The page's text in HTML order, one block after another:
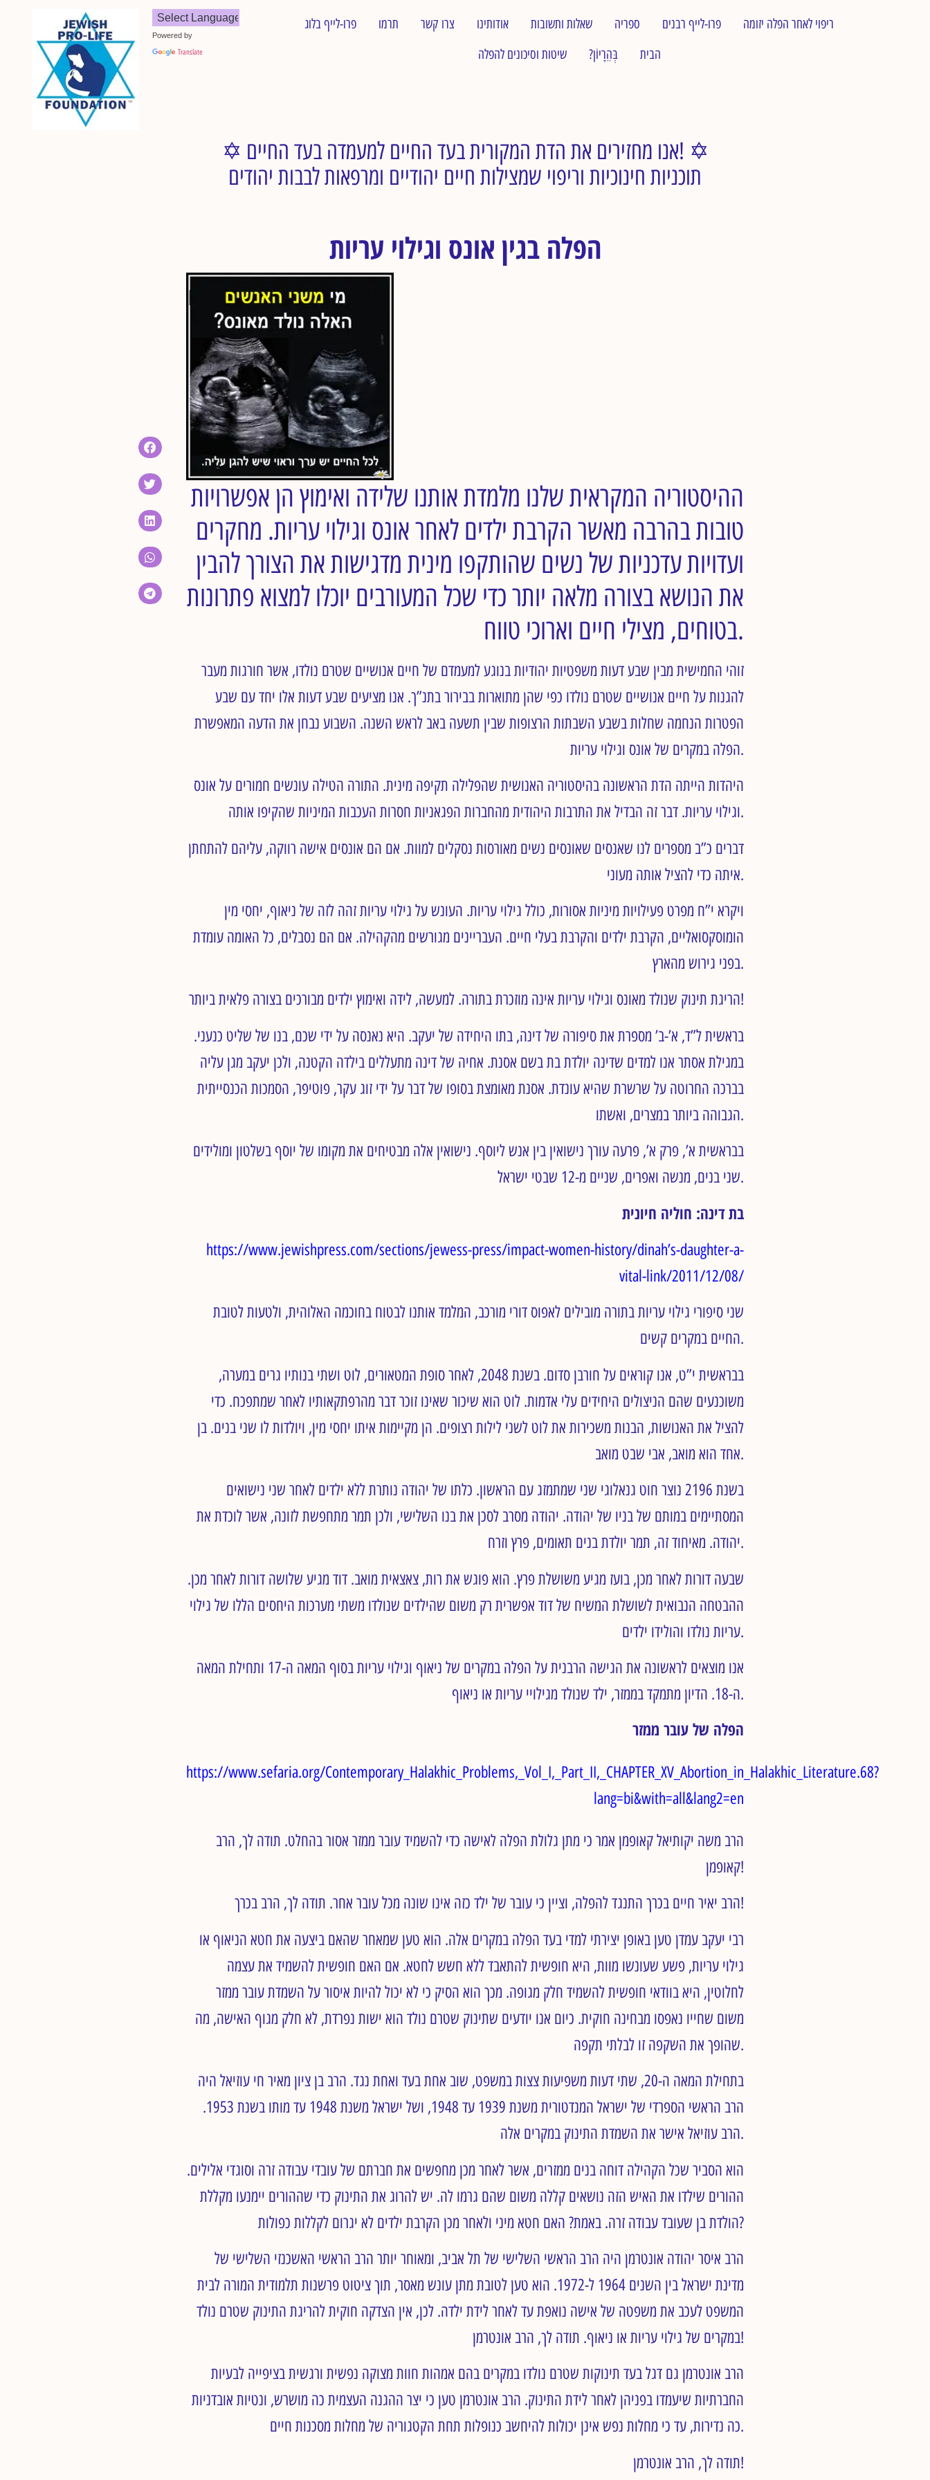
Powered by
Translate
פרו-לייף בלוג תרמו צרו קשר אודותינו שאלות ותשובות ספריה פרו-לייף רבנים
ריפוי לאחר הפלה יזומה
שיטות וסיכונים להפלה
?בְּהֵרָיוֹן הבית
✡︎ אנו מחזירים את הדת המקורית בעד החיים למעמדה בעד החיים! ✡︎
תוכניות חינוכיות וריפוי שמצילות חיים יהודיים ומרפאות לבבות יהודים
הפלה בגין אונס וגילוי עריות
ההיסטוריה המקראית שלנו מלמדת אותנו שלידה ואימוץ הן אפשרויות
טובות בהרבה מאשר הקרבת ילדים לאחר אונס וגילוי עריות. מחקרים
ועדויות עדכניות של נשים שהותקפו מינית מדגישות את הצורך להבין
את הנושא בצורה מלאה יותר כדי שכל המעורבים יוכלו למצוא פתרונות
בטוחים, מצילי חיים וארוכי טווח.
זוהי החמישית מבין שבע דעות משפטיות יהודיות בנוגע למעמדם של חיים אנושיים שטרם נולדו, אשר חורגות מעבר
להגנות על חיים אנושיים שטרם נולדו כפי שהן מתוארות בבירור בתנ”ך. אנו מציעים שבע דעות אלו יחד עם שבע
הפטרות הנחמה שחלות בשבע השבתות הרצופות שבין תשעה באב לראש השנה. השבוע נבחן את הדעה המאפשרת
הפלה במקרים של אונס וגילוי עריות.
היהדות הייתה הדת הראשונה בהיסטוריה האנושית שהפלילה תקיפה מינית. התורה הטילה עונשים חמורים על אונס
וגילוי עריות. דבר זה הבדיל את התרבות היהודית מהחברות הפגאניות חסרות העכבות המיניות שהקיפו אותה.
דברים כ”ב מספרים לנו שאנסים שאונסים נשים מאורסות נסקלים למוות. אם הם אונסים אישה רווקה, עליהם להתחתן
איתה כדי להציל אותה מעוני.
ויקרא י”ח מפרט פעילויות מיניות אסורות, כולל גילוי עריות. העונש על גילוי עריות זהה לזה של ניאוף, יחסי מין
הומוסקסואליים, הקרבת ילדים והקרבת בעלי חיים. העבריינים מגורשים מהקהילה. אם הם נסבלים, כל האומה עומדת
בפני גירוש מהארץ.
הריגת תינוק שנולד מאונס וגילוי עריות אינה מוזכרת בתורה. למעשה, לידה ואימוץ ילדים מבורכים בצורה פלאית ביותר!
בראשית ל”ד, א’-ב’ מספרת את סיפורה של דינה, בתו היחידה של יעקב. היא נאנסה על ידי שכם, בנו של שליט כנעני.
במגילת אסתר אנו למדים שדינה יולדת בת בשם אסנת. אחיה של דינה מתעללים בילדה הקטנה, ולכן יעקב מגן עליה
בברכה החרוטה על שרשרת שהיא עונדת. אסנת מאומצת בסופו של דבר על ידי זוג עקר, פוטיפר, הסמכות הכנסייתית
הגבוהה ביותר במצרים, ואשתו.
בבראשית א’, פרק א’, פרעה עורך נישואין בין אנש ליוסף. נישואין אלה מבטיחים את מקומו של יוסף בשלטון ומולידים
שני בנים, מנשה ואפרים, שניים מ-12 שבטי ישראל.
בת דינה: חוליה חיונית
https://www.jewishpress.com/sections/jewess-press/impact-women-history/dinah’s-daughter-a-
vital-link/2011/12/08/
שני סיפורי גילוי עריות בתורה מובילים לאפוס דורי מורכב, המלמד אותנו לבטוח בחוכמה האלוהית, ולטעות לטובת
החיים במקרים קשים.
בבראשית י”ט, אנו קוראים על חורבן סדום. בשנת 2048, לאחר סופת המטאורים, לוט ושתי בנותיו גרים במערה,
משוכנעים שהם הניצולים היחידים עלי אדמות. לוט הוא שיכור שאינו זוכר דבר מהרפתקאותיו לאחר שמתפכח. כדי
להציל את האנושות, הבנות משכירות את לוט לשני לילות רצופים. הן מקיימות איתו יחסי מין, ויולדות לו שני בנים. בן
אחד הוא מואב, אבי שבט מואב.
בשנת 2196 נוצר חוט גנאלוגי שני שמתמזג עם הראשון. כלתו של יהודה נותרת ללא ילדים לאחר שני נישואים
המסתיימים במותם של בניו של יהודה. יהודה מסרב לסכן את בנו השלישי, ולכן תמר מתחפשת לזונה, אשר לוכדת את
יהודה. מאיחוד זה, תמר יולדת בנים תאומים, פרץ וזרח.
שבעה דורות לאחר מכן, בועז מגיע משושלת פרץ. הוא פוגש את רות, צאצאית מואב. דוד מגיע שלושה דורות לאחר מכן.
ההבטחה הנבואית לשושלת המשיח של דוד אפשרית רק משום שהילדים שנולדו משתי מערכות היחסים הללו של גילוי
עריות נולדו והולידו ילדים.
אנו מוצאים לראשונה את הגישה הרבנית על הפלה במקרים של ניאוף וגילוי עריות בסוף המאה ה-17 ותחילת המאה
ה-18. הדיון מתמקד בממזר, ילד שנולד מגילויי עריות או ניאוף.
הפלה של עובר ממזר
https://www.sefaria.org/Contemporary_Halakhic_Problems,_Vol_I,_Part_II,_CHAPTER_XV_Abortion_in_Halakhic_Literature.68?
lang=bi&with=all&lang2=en
הרב משה יקותיאל קאופמן אמר כי מתן גלולת הפלה לאישה כדי להשמיד עובר ממזר אסור בהחלט. תודה לך, הרב
קאופמן!
הרב יאיר חיים בכרך התנגד להפלה, וציין כי עובר של ילד כזה אינו שונה מכל עובר אחר. תודה לך, הרב בכרך!
רבי יעקב עמדן טען באופן יצירתי למדי בעד הפלה במקרים אלה. הוא טען שמאחר שהאם ביצעה את חטא הניאוף או
גילוי עריות, פשע שעונשו מוות, היא חופשית להתאבד ללא חשש לחטא. אם האם חופשית להשמיד את עצמה
לחלוטין, היא בוודאי חופשית להשמיד חלק מגופה. מכך הוא הסיק כי לא יכול להיות איסור על השמדת עובר ממזר
משום שחייו נאפסו מבחינה חוקית. כיום אנו יודעים שתינוק שטרם נולד הוא ישות נפרדת, לא חלק מגוף האישה, מה
שהופך את השקפה זו לבלתי תקפה.
בתחילת המאה ה-20, שתי דעות משפיעות צצות במשפט, שוב אחת בעד ואחת נגד. הרב בן ציון מאיר חי עוזיאל היה
הרב הראשי הספרדי של ישראל המנדטורית משנת 1939 עד 1948, ושל ישראל משנת 1948 עד מותו בשנת 1953.
הרב עוזיאל אישר את השמדת התינוק במקרים אלה.
הוא הסביר שכל הקהילה דוחה בנים ממזרים, אשר לאחר מכן מחפשים את חברתם של עובדי עבודה זרה וסוגדי אלילים.
ההורים שילדו את האיש הזה נושאים קללה משום שהם גרמו לה. יש להרוג את התינוק כדי שההורים יימנעו מקללת
הולדת בן שעובד עבודה זרה. באמת? האם חטא מיני ולאחר מכן הקרבת ילדים לא יגרום לקללות כפולות?
הרב איסר יהודה אונטרמן היה הרב הראשי השלישי של תל אביב, ומאוחר יותר הרב הראשי האשכנזי השלישי של
מדינת ישראל בין השנים 1964 ל-1972. הוא טען לטובת מתן עונש מאסר, תוך ציטוט פרשנות תלמודית המורה לבית
המשפט לעכב את משפטה של ​​אישה נואפת עד לאחר לידת ילדה. לכן, אין הצדקה חוקית להריגת התינוק שטרם נולד
במקרים של גילוי עריות או ניאוף. תודה לך, הרב אונטרמן!
הרב אונטרמן גם דגל בעד תינוקות שטרם נולדו במקרים בהם אמהות חוות מצוקה נפשית ורגשית בציפייה לבעיות
החברתיות שיעמדו בפניהן לאחר לידת התינוק. הרב אונטרמן טען כי יצר ההגנה העצמית כה מושרש, ונטיות אובדניות
כה נדירות, עד כי מחלות נפש אינן יכולות להיחשב כנופלות תחת הקטגוריה של מחלות מסכנות חיים.
תודה לך, הרב אונטרמן!